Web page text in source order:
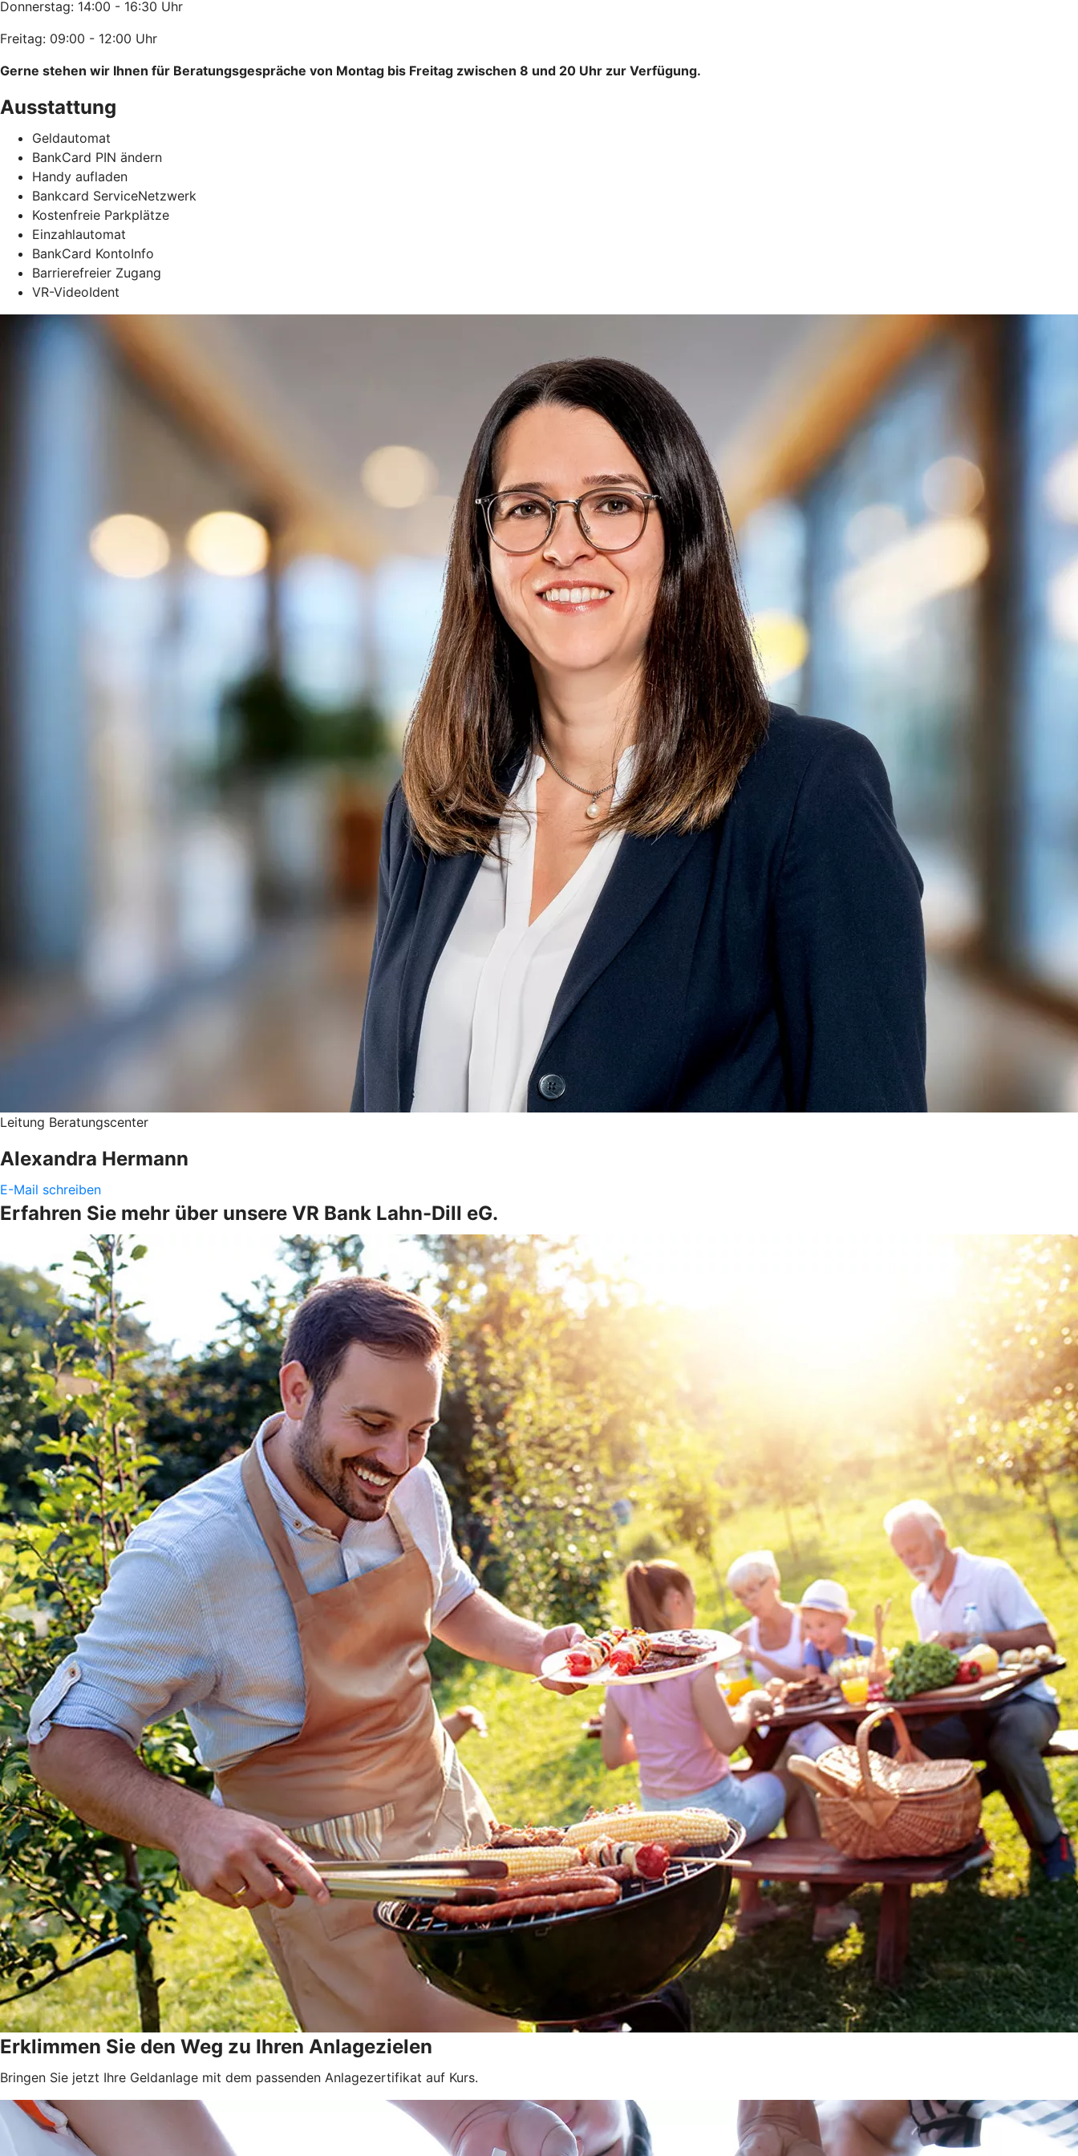
Donnerstag: 14:00 - 16:30 Uhr
Freitag: 09:00 - 12:00 Uhr
Gerne stehen wir Ihnen für Beratungsgespräche von Montag bis Freitag zwischen 8 und 20 Uhr zur Verfügung.
Ausstattung
Geldautomat
BankCard PIN ändern
Handy aufladen
Bankcard ServiceNetzwerk
Kostenfreie Parkplätze
Einzahlautomat
BankCard KontoInfo
Barrierefreier Zugang
VR-VideoIdent
Leitung Beratungscenter
Alexandra Hermann
E-Mail schreiben
Erfahren Sie mehr über unsere VR Bank Lahn-Dill eG.
Erklimmen Sie den Weg zu Ihren Anlagezielen
Bringen Sie jetzt Ihre Geldanlage mit dem passenden Anlagezertifikat auf Kurs.